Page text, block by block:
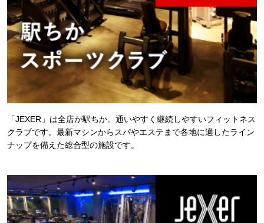
「JEXER」は全店が駅ちか。通いやすく継続しやすいフィットネス
クラブです。最新マシンからスパやエステまで各地に適したライン
ナップを備えた総合型の施設です。